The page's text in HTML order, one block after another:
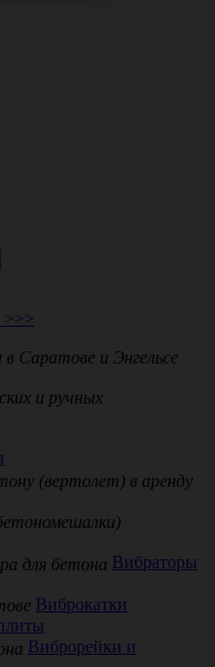
>>>
Вибраторы
Виброкатки
Виброрейки и